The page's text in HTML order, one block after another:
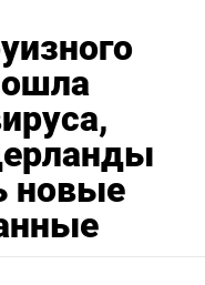
новые